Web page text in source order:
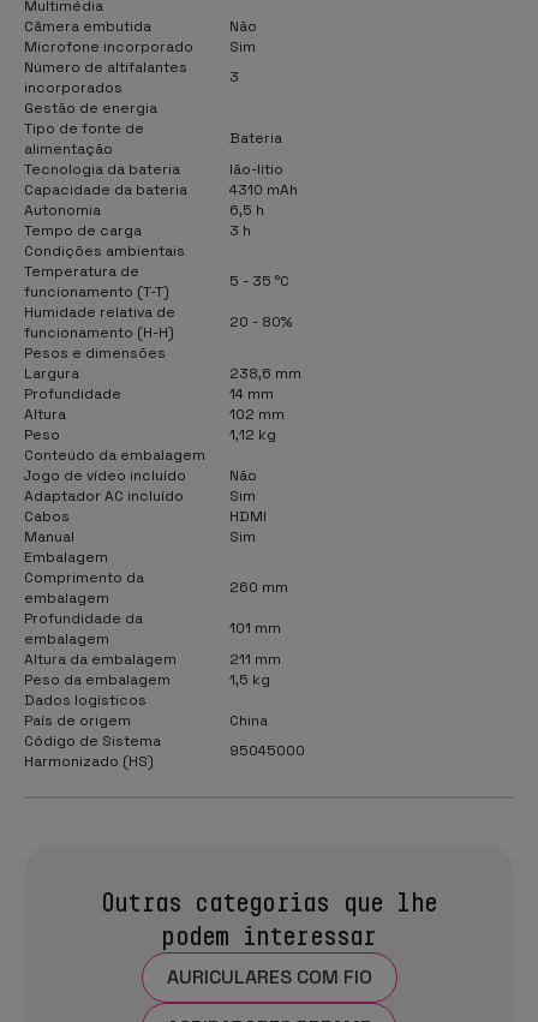
Multimédia
Câmera embutida
Não
Microfone incorporado
Sim
Número de altifalantes
incorporados
3
Gestão de energia
Tipo de fonte de
alimentação
Bateria
Tecnologia da bateria
Ião-lítio
Capacidade da bateria
4310 mAh
Autonomia
6,5 h
Tempo de carga
3 h
Condições ambientais
Temperatura de
funcionamento (T-T)
5 - 35 °C
Humidade relativa de
funcionamento (H-H)
20 - 80%
Pesos e dimensões
Largura
238,6 mm
Profundidade
14 mm
Altura
102 mm
Peso
1,12 kg
Conteúdo da embalagem
Jogo de vídeo incluído
Não
Adaptador AC incluído
Sim
Cabos
HDMI
Manual
Sim
Embalagem
Comprimento da
embalagem
260 mm
Profundidade da
embalagem
101 mm
Altura da embalagem
211 mm
Peso da embalagem
1,5 kg
Dados logísticos
País de origem
China
Código de Sistema
Harmonizado (HS)
95045000
Outras categorias que lhe
podem interessar
AURICULARES COM FIO